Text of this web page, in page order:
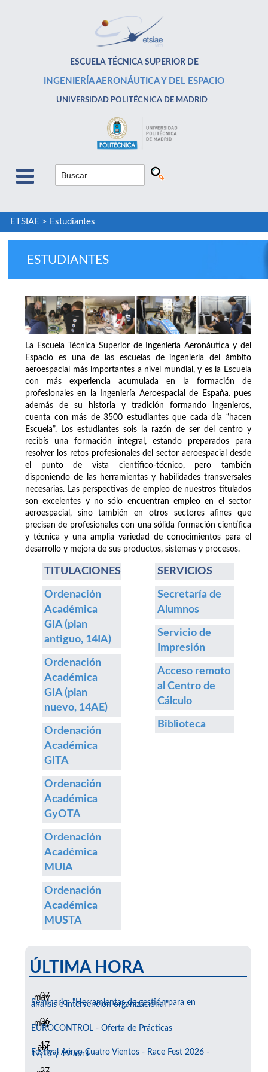
ESCUELA TÉCNICA SUPERIOR DE
INGENIERÍA AERONÁUTICA Y DEL ESPACIO
UNIVERSIDAD POLITÉCNICA DE MADRID
ETSIAE > Estudiantes
ESTUDIANTES
La Escuela Técnica Superior de Ingeniería Aeronáutica y del
Espacio es una de las escuelas de ingeniería del ámbito
aeroespacial más importantes a nivel mundial, y es la Escuela
con más experiencia acumulada en la formación de
profesionales en la Ingeniería Aeroespacial de España. pues
además de su historia y tradición formando ingenieros,
cuenta con más de 3500 estudiantes que cada día “hacen
Escuela”. Los estudiantes sois la razón de ser del centro y
recibís una formación integral, estando preparados para
resolver los retos profesionales del sector aeroespacial desde
el punto de vista científico-técnico, pero también
disponiendo de las herramientas y habilidades transversales
necesarias. Las perspectivas de empleo de nuestros titulados
son excelentes y no sólo encuentran empleo en el sector
aeroespacial, sino también en otros sectores afines que
precisan de profesionales con una sólida formación científica
y técnica y una amplia variedad de conocimientos para el
desarrollo y mejora de sus productos, sistemas y procesos.
TITULACIONES
Ordenación
Académica
GIA (plan
antiguo, 14IA)
Ordenación
Académica
GIA (plan
nuevo, 14AE)
Ordenación
Académica
GITA
Ordenación
Académica
GyOTA
Ordenación
Académica
MUIA
Ordenación
Académica
MUSTA
SERVICIOS
Secretaría de
Alumnos
Servicio de
Impresión
Acceso remoto
al Centro de
Cálculo
Biblioteca
ÚLTIMA HORA
07
may
Seminario: "Herramientas de gestión para en
análisis e intervención organizacional"
06
may
EUROCONTROL - Oferta de Prácticas
17
abr
Festival Aéreo Cuatro Vientos - Race Fest 2026 -
17,18 y 19 abril